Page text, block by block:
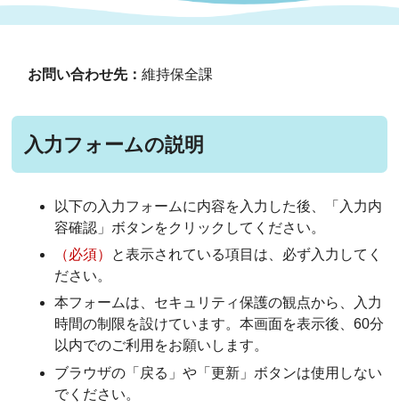
お問い合わせ先：維持保全課
入力フォームの説明
以下の入力フォームに内容を入力した後、「入力内
容確認」ボタンをクリックしてください。
（必須） と表示されている項目は、必ず入力してく
ださい。
本フォームは、セキュリティ保護の観点から、入力
時間の制限を設けています。本画面を表示後、60分
以内でのご利用をお願いします。
ブラウザの「戻る」や「更新」ボタンは使用しない
でください。